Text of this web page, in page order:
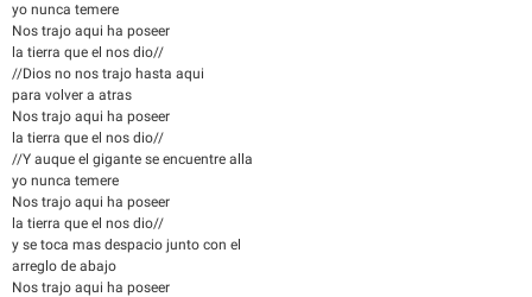
yo nunca temere
Nos trajo aqui ha poseer
la tierra que el nos dio//
//Dios no nos trajo hasta aqui
para volver a atras
Nos trajo aqui ha poseer
la tierra que el nos dio//
//Y auque el gigante se encuentre alla
yo nunca temere
Nos trajo aqui ha poseer
la tierra que el nos dio//
y se toca mas despacio junto con el
arreglo de abajo
Nos trajo aqui ha poseer